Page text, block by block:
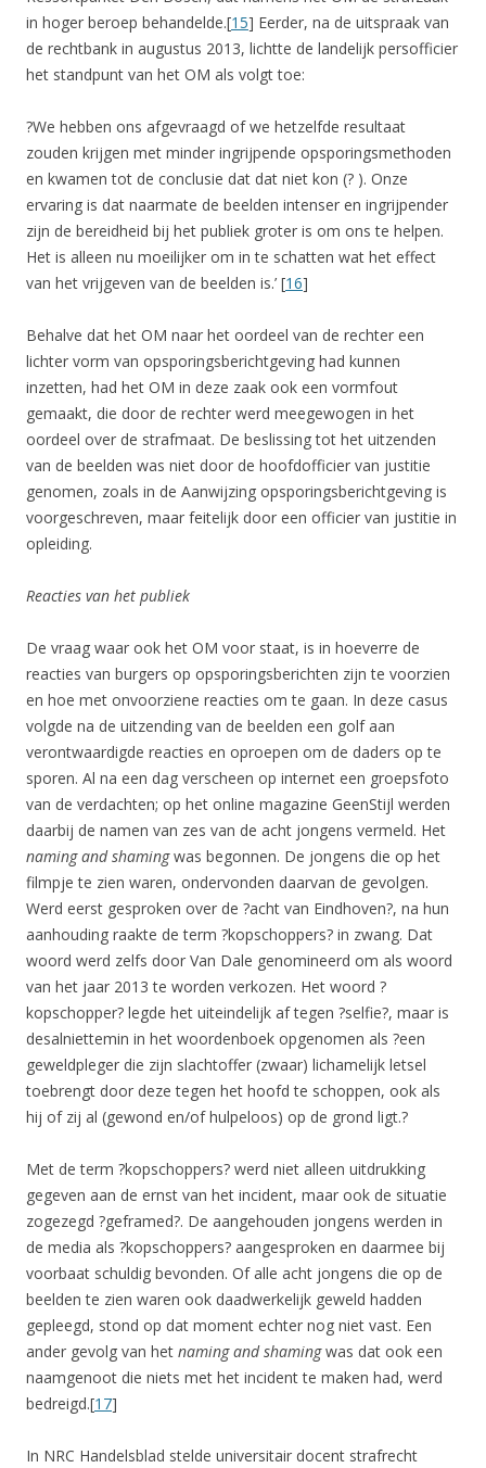
in hoger beroep behandelde.[15] Eerder, na de uitspraak van
de rechtbank in augustus 2013, lichtte de landelijk persofficier
het standpunt van het OM als volgt toe:
?We hebben ons afgevraagd of we hetzelfde resultaat
zouden krijgen met minder ingrijpende opsporingsmethoden
en kwamen tot de conclusie dat dat niet kon (? ). Onze
ervaring is dat naarmate de beelden intenser en ingrijpender
zijn de bereidheid bij het publiek groter is om ons te helpen.
Het is alleen nu moeilijker om in te schatten wat het effect
van het vrijgeven van de beelden is.’ [16]
Behalve dat het OM naar het oordeel van de rechter een
lichter vorm van opsporingsberichtgeving had kunnen
inzetten, had het OM in deze zaak ook een vormfout
gemaakt, die door de rechter werd meegewogen in het
oordeel over de strafmaat. De beslissing tot het uitzenden
van de beelden was niet door de hoofdofficier van justitie
genomen, zoals in de Aanwijzing opsporingsberichtgeving is
voorgeschreven, maar feitelijk door een officier van justitie in
opleiding.
Reacties van het publiek
De vraag waar ook het OM voor staat, is in hoeverre de
reacties van burgers op opsporingsberichten zijn te voorzien
en hoe met onvoorziene reacties om te gaan. In deze casus
volgde na de uitzending van de beelden een golf aan
verontwaardigde reacties en oproepen om de daders op te
sporen. Al na een dag verscheen op internet een groepsfoto
van de verdachten; op het online magazine GeenStijl werden
daarbij de namen van zes van de acht jongens vermeld. Het
naming and shamingwas begonnen. De jongens die op het
filmpje te zien waren, ondervonden daarvan de gevolgen.
Werd eerst gesproken over de ?acht van Eindhoven?, na hun
aanhouding raakte de term ?kopschoppers? in zwang. Dat
woord werd zelfs door Van Dale genomineerd om als woord
van het jaar 2013 te worden verkozen. Het woord ?
kopschopper? legde het uiteindelijk af tegen ?selfie?, maar is
desalniettemin in het woordenboek opgenomen als ?een
geweldpleger die zijn slachtoffer (zwaar) lichamelijk letsel
toebrengt door deze tegen het hoofd te schoppen, ook als
hij of zij al (gewond en/of hulpeloos) op de grond ligt.?
Met de term ?kopschoppers? werd niet alleen uitdrukking
gegeven aan de ernst van het incident, maar ook de situatie
zogezegd ?geframed?. De aangehouden jongens werden in
de media als ?kopschoppers? aangesproken en daarmee bij
voorbaat schuldig bevonden. Of alle acht jongens die op de
beelden te zien waren ook daadwerkelijk geweld hadden
gepleegd, stond op dat moment echter nog niet vast. Een
ander gevolg van het naming and shamingwas dat ook een
naamgenoot die niets met het incident te maken had, werd
bedreigd.[17]
In NRC Handelsblad stelde universitair docent strafrecht